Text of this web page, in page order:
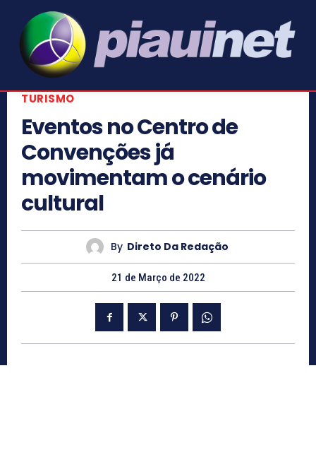
TURISMO
Eventos no Centro de
Convenções já
movimentam o cenário
cultural
By Direto Da Redação
21 de Março de 2022